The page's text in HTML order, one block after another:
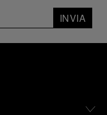
INVIA